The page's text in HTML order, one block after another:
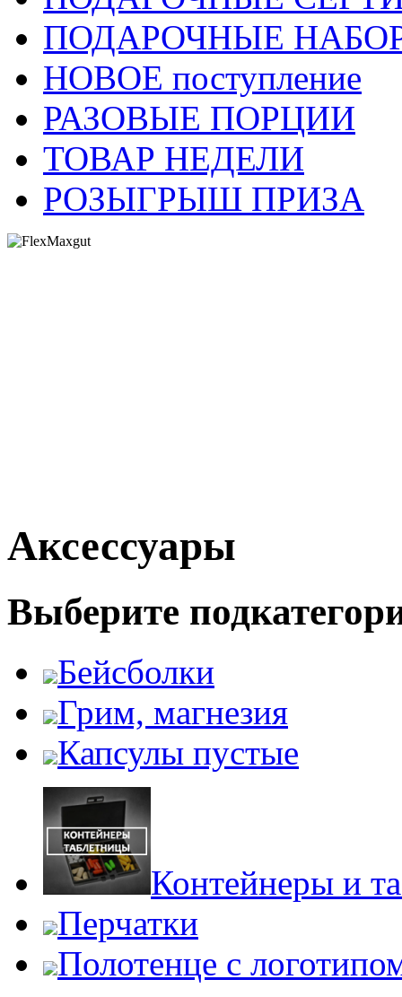
ПОДАРОЧНЫЕ
НОВОЕ поступление
РАЗОВЫЕ ПОРЦИИ
ТОВАР НЕДЕЛИ
РОЗЫГРЫШ ПРИЗА
Аксессуары
Выберите
Бейсболки
Грим, магнезия
Капсулы пустые
Контейнеры и
Перчатки
Полотенце с